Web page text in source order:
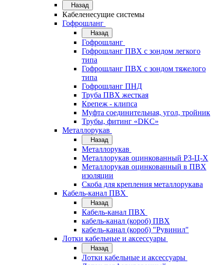
Назад
Кабеленесущие системы
Гофрошланг
Назад
Гофрошланг
Гофрошланг ПВХ с зондом легкого
типа
Гофрошланг ПВХ с зондом тяжелого
типа
Гофрошланг ПНД
Труба ПВХ жесткая
Крепеж - клипса
Муфта соединительная, угол, тройник
Трубы, фитинг «DKC»
Металлорукав
Назад
Металлорукав
Металлорукав оцинкованный РЗ-Ц-Х
Металлорукав оцинкованный в ПВХ
изоляции
Скоба для крепления металлорукава
Кабель-канал ПВХ
Назад
Кабель-канал ПВХ
кабель-канал (короб) ПВХ
кабель-канал (короб) "Рувинил"
Лотки кабельные и аксессуары
Назад
Лотки кабельные и аксессуары